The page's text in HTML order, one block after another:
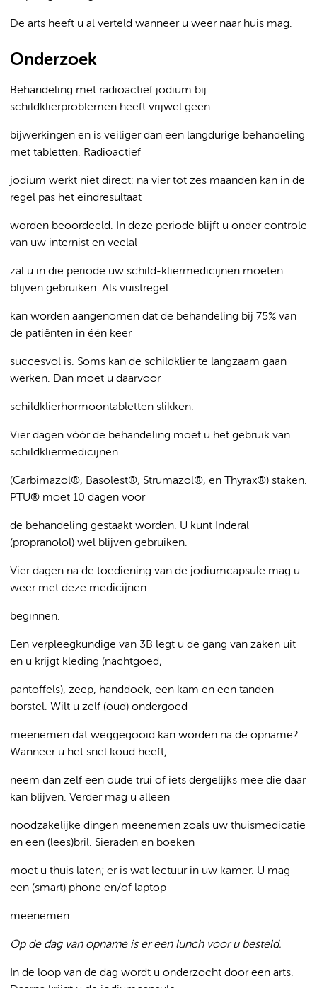
De arts heeft u al verteld wanneer u weer naar huis mag.
Onderzoek
Behandeling met radioactief jodium bij
schildklierproblemen heeft vrijwel geen
bijwerkingen en is veiliger dan een langdurige behandeling
met tabletten. Radioactief
jodium werkt niet direct: na vier tot zes maanden kan in de
regel pas het eindresultaat
worden beoordeeld. In deze periode blijft u onder controle
van uw internist en veelal
zal u in die periode uw schild-kliermedicijnen moeten
blijven gebruiken. Als vuistregel
kan worden aangenomen dat de behandeling bij 75% van
de patiënten in één keer
succesvol is. Soms kan de schildklier te langzaam gaan
werken. Dan moet u daarvoor
schildklierhormoontabletten slikken.
Vier dagen vóór de behandeling moet u het gebruik van
schildkliermedicijnen
(Carbimazol®, Basolest®, Strumazol®, en Thyrax®) staken.
PTU® moet 10 dagen voor
de behandeling gestaakt worden. U kunt Inderal
(propranolol) wel blijven gebruiken.
Vier dagen na de toediening van de jodiumcapsule mag u
weer met deze medicijnen
beginnen.
Een verpleegkundige van 3B legt u de gang van zaken uit
en u krijgt kleding (nachtgoed,
pantoffels), zeep, handdoek, een kam en een tanden-
borstel. Wilt u zelf (oud) ondergoed
meenemen dat weggegooid kan worden na de opname?
Wanneer u het snel koud heeft,
neem dan zelf een oude trui of iets dergelijks mee die daar
kan blijven. Verder mag u alleen
noodzakelijke dingen meenemen zoals uw thuismedicatie
en een (lees)bril. Sieraden en boeken
moet u thuis laten; er is wat lectuur in uw kamer. U mag
een (smart) phone en/of laptop
meenemen.
Op de dag van opname is er een lunch voor u besteld.
In de loop van de dag wordt u onderzocht door een arts.